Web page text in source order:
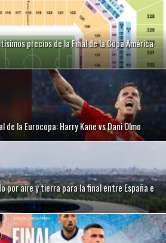
precios de la Final de la Copa América
de la Eurocopa: Harry Kane vs Dani Olmo
por aire y tierra para la final entre España e